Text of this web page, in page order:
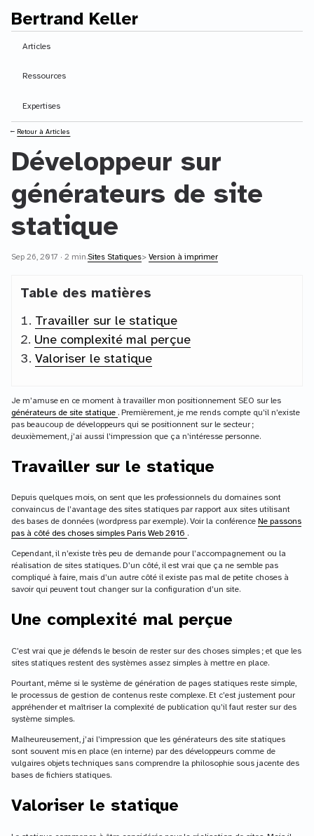
Contenu principal
Bertrand Keller
Articles
Ressources
Expertises
⭠ Retour à Articles
Développeur sur
générateurs de site
statique
Sep 26, 2017 · 2 min.Sites Statiques> Version à imprimer
Table des matières
Travailler sur le statique
Une complexité mal perçue
Valoriser le statique
Je m’amuse en ce moment à travailler mon positionnement SEO sur les
générateurs de site statique . Premièrement, je me rends compte qu’il n’existe
pas beaucoup de développeurs qui se positionnent sur le secteur ;
deuxièmement, j’ai aussi l’impression que ça n’intéresse personne.
Travailler sur le statique
Depuis quelques mois, on sent que les professionnels du domaines sont
convaincus de l’avantage des sites statiques par rapport aux sites utilisant
des bases de données (wordpress par exemple). Voir la conférence Ne passons
pas à côté des choses simples Paris Web 2016 .
Cependant, il n’existe très peu de demande pour l’accompagnement ou la
réalisation de sites statiques. D’un côté, il est vrai que ça ne semble pas
compliqué à faire, mais d’un autre côté il existe pas mal de petite choses à
savoir qui peuvent tout changer sur la configuration d’un site.
Une complexité mal perçue
C’est vrai que je défends le besoin de rester sur des choses simples ; et que les
sites statiques restent des systèmes assez simples à mettre en place.
Pourtant, même si le système de génération de pages statiques reste simple,
le processus de gestion de contenus reste complexe. Et c’est justement pour
appréhender et maîtriser la complexité de publication qu’il faut rester sur des
système simples.
Malheureusement, j’ai l’impression que les générateurs des site statiques
sont souvent mis en place (en interne) par des développeurs comme de
vulgaires objets techniques sans comprendre la philosophie sous jacente des
bases de fichiers statiques.
Valoriser le statique